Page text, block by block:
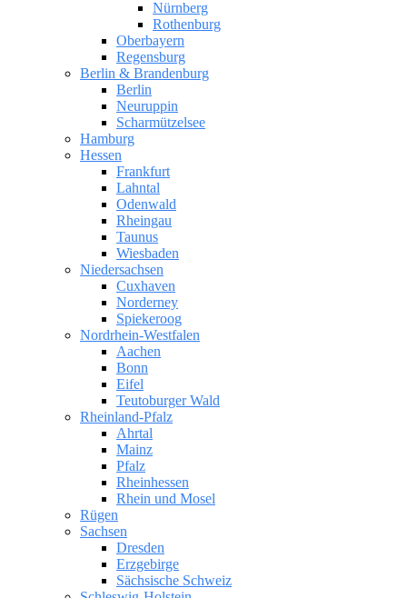
Nürnberg
Rothenburg
Oberbayern
Regensburg
Berlin & Brandenburg
Berlin
Neuruppin
Scharmützelsee
Hamburg
Hessen
Frankfurt
Lahntal
Odenwald
Rheingau
Taunus
Wiesbaden
Niedersachsen
Cuxhaven
Norderney
Spiekeroog
Nordrhein-Westfalen
Aachen
Bonn
Eifel
Teutoburger Wald
Rheinland-Pfalz
Ahrtal
Mainz
Pfalz
Rheinhessen
Rhein und Mosel
Rügen
Sachsen
Dresden
Erzgebirge
Sächsische Schweiz